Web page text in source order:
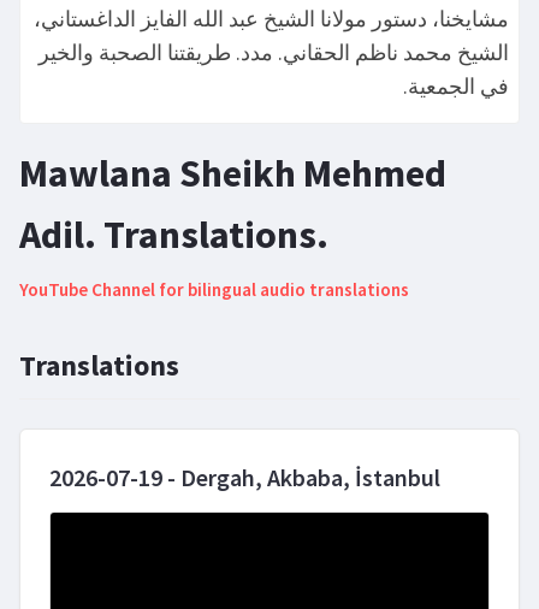
مشايخنا، دستور مولانا الشيخ عبد الله الفايز الداغستاني،
الشيخ محمد ناظم الحقاني. مدد. طريقتنا الصحبة والخير
في الجمعية.
Mawlana Sheikh Mehmed
Adil. Translations.
YouTube Channel for bilingual audio translations
Translations
2026-07-19 - Dergah, Akbaba, İstanbul